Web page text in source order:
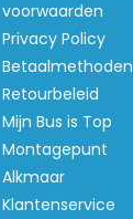
voorwaarden
Privacy Policy
Betaalmethoden
Retourbeleid
Mijn Bus is Top
Montagepunt
Alkmaar
Klantenservice